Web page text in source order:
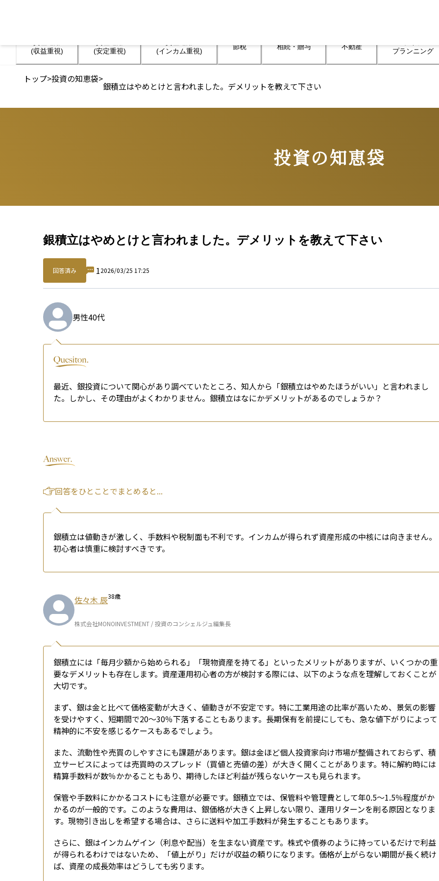
(収益重視)
(安定重視)
(インカム重視)
節税 相続・贈与 不動産
プランニング
トップ>投資の知恵袋>
銀積立はやめとけと言われました。デメリットを教えて下さい
投資の知恵袋
銀積立はやめとけと言われました。デメリットを教えて下さい
回答済み 12026/03/25 17:25
男性40代
最近、銀投資について関心があり調べていたところ、知人から「銀積立はやめたほうがいい」と言われまし
た。しかし、その理由がよくわかりません。銀積立はなにかデメリットがあるのでしょうか？
回答をひとことでまとめると...
銀積立は値動きが激しく、手数料や税制面も不利です。インカムが得られず資産形成の中核には向きません。
初心者は慎重に検討すべきです。
佐々木 辰38歳
株式会社MONOINVESTMENT / 投資のコンシェルジュ編集長
銀積立には「毎月少額から始められる」「現物資産を持てる」といったメリットがありますが、いくつかの重
要なデメリットも存在します。資産運用初心者の方が検討する際には、以下のような点を理解しておくことが
大切です。
まず、銀は金と比べて価格変動が大きく、値動きが不安定です。特に工業用途の比率が高いため、景気の影響
を受けやすく、短期間で20〜30％下落することもあります。長期保有を前提にしても、急な値下がりによって
精神的に不安を感じるケースもあるでしょう。
また、流動性や売買のしやすさにも課題があります。銀は金ほど個人投資家向け市場が整備されておらず、積
立サービスによっては売買時のスプレッド（買値と売値の差）が大きく開くことがあります。特に解約時には
精算手数料が数％かかることもあり、期待したほど利益が残らないケースも見られます。
保管や手数料にかかるコストにも注意が必要です。銀積立では、保管料や管理費として年0.5〜1.5％程度がか
かるのが一般的です。このような費用は、銀価格が大きく上昇しない限り、運用リターンを削る原因となりま
す。現物引き出しを希望する場合は、さらに送料や加工手数料が発生することもあります。
さらに、銀はインカムゲイン（利息や配当）を生まない資産です。株式や債券のように持っているだけで利益
が得られるわけではないため、「値上がり」だけが収益の頼りになります。価格が上がらない期間が長く続け
ば、資産の成長効率はどうしても劣ります。